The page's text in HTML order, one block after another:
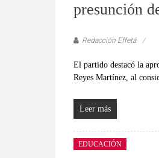
del
verificadas
al
instante,
así
como
análisis
presunción
Redacción Effetá
El partido destacó la
Reyes Martínez, al
Leer más
EDUCACIÓN